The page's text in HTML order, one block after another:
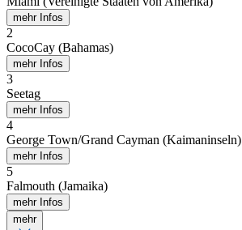
mehr Infos
2
CocoCay (Bahamas)
mehr Infos
3
Seetag
mehr Infos
4
George Town/Grand Cayman (Kaimaninseln)
mehr Infos
5
Falmouth (Jamaika)
mehr Infos
mehr